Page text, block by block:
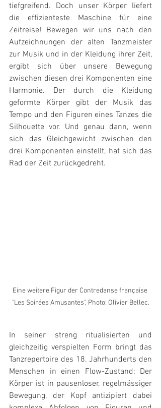
tiefgreifend. Doch unser Körper liefert
die effizienteste Maschine für eine
Zeitreise! Bewegen wir uns nach den
Aufzeichnungen der alten Tanzmeister
zur Musik und in der Kleidung ihrer Zeit,
ergibt sich über unsere Bewegung
zwischen diesen drei Komponenten eine
Harmonie. Der durch die Kleidung
geformte Körper gibt der Musik das
Tempo und den Figuren eines Tanzes die
Silhouette vor. Und genau dann, wenn
sich das Gleichgewicht zwischen den
drei Komponenten einstellt, hat sich das
Rad der Zeit zurückgedreht.
Eine weitere Figur der Contredanse française
"Les Soirées Amusantes", Photo: Olivier Bellec.
In seiner streng ritualisierten und
gleichzeitig verspielten Form bringt das
Tanzrepertoire des 18. Jahrhunderts den
Menschen in einen Flow-Zustand: Der
Körper ist in pausenloser, regelmässiger
Bewegung, der Kopf antizipiert dabei